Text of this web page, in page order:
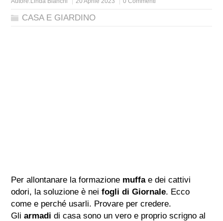
CASA E GIARDINO
Per allontanare la formazione muffae dei cattivi
odori, la soluzione è neifogli di Giornale. Ecco
come e perché usarli. Provare per credere.
Gliarmadi di casa sono un vero e proprio scrigno al